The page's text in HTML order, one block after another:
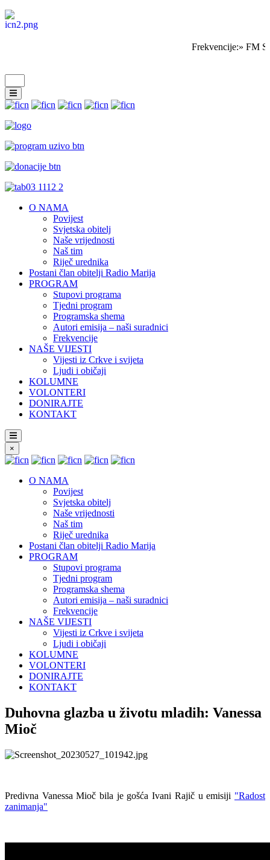
Frekvencije:» FM
O NAMA
Povijest
Svjetska obitelj
Naše vrijednosti
Naš tim
Riječ urednika
Postani član obitelji Radio Marija
PROGRAM
Stupovi programa
Tjedni program
Programska shema
Autori emisija – naši suradnici
Frekvencije
NAŠE VIJESTI
Vijesti iz Crkve i svijeta
Ljudi i običaji
KOLUMNE
VOLONTERI
DONIRAJTE
KONTAKT
×
O NAMA
Povijest
Svjetska obitelj
Naše vrijednosti
Naš tim
Riječ urednika
Postani član obitelji Radio Marija
PROGRAM
Stupovi programa
Tjedni program
Programska shema
Autori emisija – naši suradnici
Frekvencije
NAŠE VIJESTI
Vijesti iz Crkve i svijeta
Ljudi i običaji
KOLUMNE
VOLONTERI
DONIRAJTE
KONTAKT
Duhovna glazba u životu mladih: Vanessa
Mioč
Predivna Vanessa Mioč bila je gošća Ivani Rajič u emisiji "Radost
zanimanja"